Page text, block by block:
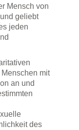
Mensch von
geliebt
jeden
mit
an und
des